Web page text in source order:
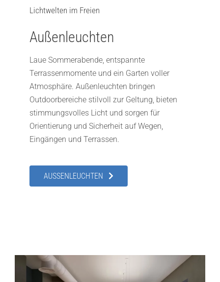
Lichtwelten im Freien
Außenleuchten
Laue Sommerabende, entspannte
Terrassenmomente und ein Garten voller
Atmosphäre. Außenleuchten bringen
Outdoorbereiche stilvoll zur Geltung, bieten
stimmungsvolles Licht und sorgen für
Orientierung und Sicherheit auf Wegen,
Eingängen und Terrassen.
AUSSENLEUCHTEN